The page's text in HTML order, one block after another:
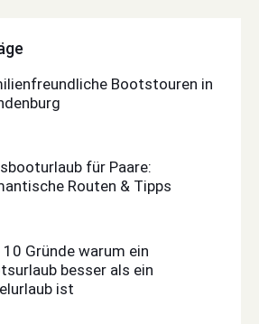
Bootstouren in
für Paare:
Routen & Tipps
10 Gründe warum ein
besser als ein
ist